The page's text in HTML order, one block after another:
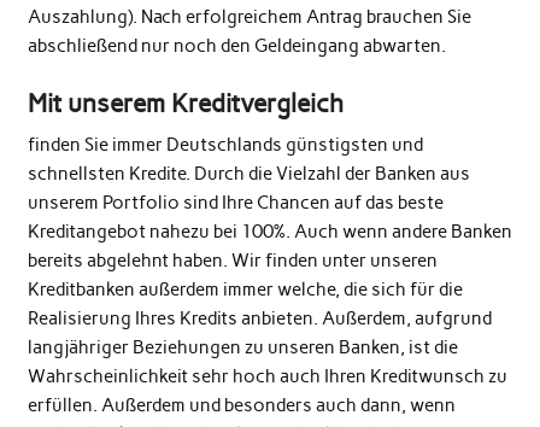
Auszahlung). Nach erfolgreichem Antrag brauchen Sie
abschließend nur noch den Geldeingang abwarten.
Mit unserem Kreditvergleich
finden Sie immer Deutschlands günstigsten und
schnellsten Kredite. Durch die Vielzahl der Banken aus
unserem Portfolio sind Ihre Chancen auf das beste
Kreditangebot nahezu bei 100%. Auch wenn andere Banken
bereits abgelehnt haben. Wir finden unter unseren
Kreditbanken außerdem immer welche, die sich für die
Realisierung Ihres Kredits anbieten. Außerdem, aufgrund
langjähriger Beziehungen zu unseren Banken, ist die
Wahrscheinlichkeit sehr hoch auch Ihren Kreditwunsch zu
erfüllen. Außerdem und besonders auch dann, wenn